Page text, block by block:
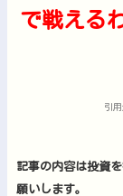
で戦える
引
記事の内容は投資
願いします。